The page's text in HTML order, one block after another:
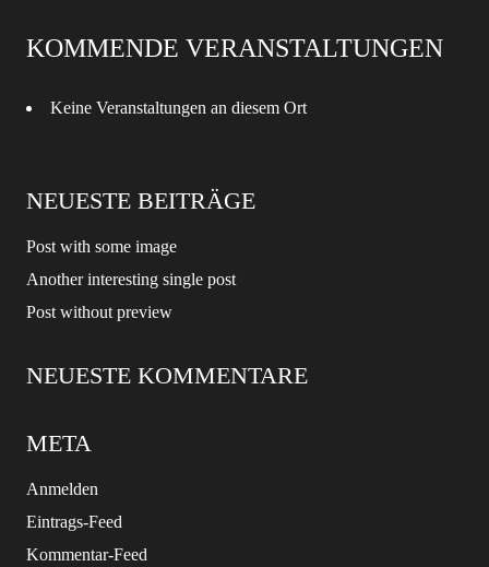
KOMMENDE VERANSTALTUNGEN
Keine Veranstaltungen an diesem Ort
NEUESTE BEITRÄGE
Post with some image
Another interesting single post
Post without preview
NEUESTE KOMMENTARE
META
Anmelden
Eintrags-Feed
Kommentar-Feed